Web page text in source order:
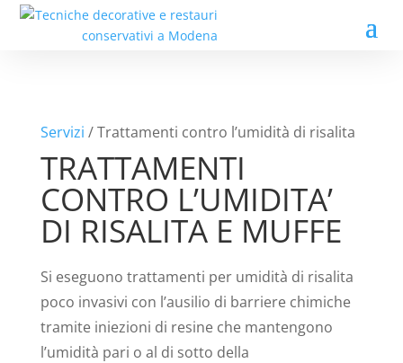
Servizi / Trattamenti contro l’umidità di risalita
TRATTAMENTI
CONTRO L’UMIDITA’
DI RISALITA E MUFFE
Si eseguono trattamenti per umidità di risalita
poco invasivi con l’ausilio di barriere chimiche
tramite iniezioni di resine che mantengono
l’umidità pari o al di sotto della